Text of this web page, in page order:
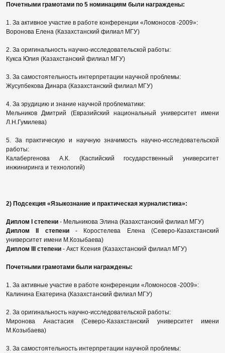
Почетными грамотами по 5 номинациям были награждены:
1. За активное участие в работе конференции «Ломоносов -2009»:
Воронова Елена (Казахстанский филиал МГУ)
2. За оригинальность научно-исследовательской работы:
Кукса Юлия (Казахстанский филиал МГУ)
3. За самостоятельность интерпретации научной проблемы:
Жусупбекова Динара (Казахстанский филиал МГУ)
4. За эрудицию и знание научной проблематики:
Мельников Дмитрий (Евразийский национальный университет имени
Л.Н.Гумилева)
5. За практическую и научную значимость научно-исследовательской
работы:
Калабергенова А.К. (Каспийский государственный университет
инжиниринга и технологий)
2) Подсекция «Языкознание и практическая журналистика»:
Диплом I степени - Мельникова Элина (Казахстанский филиал МГУ)
Диплом II степени- Коростелева Елена (Северо-Казахстанский
университет имени М.Козыбаева)
Диплом III степени - Акст Ксения (Казахстанский филиал МГУ)
Почетными грамотами были награждены:
1. За активные участие в работе конференции «Ломоносов -2009»:
Калинина Екатерина (Казахстанский филиал МГУ)
2. За оригинальность научно-исследовательской работы:
Миронова Анастасия (Северо-Казахстанский университет имени
М.Козыбаева)
3. За самостоятельность интерпретации научной проблемы: